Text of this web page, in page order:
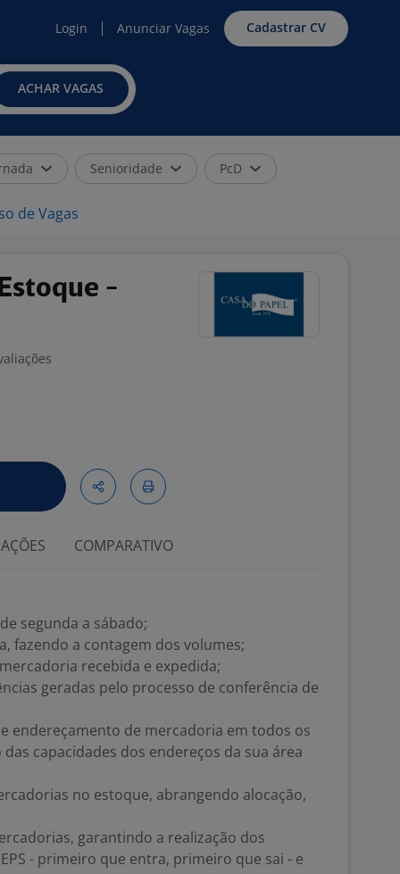
Login Anunciar Vagas Cadastrar CV
ACHAR VAGAS
Senioridade PcD
de Vagas
-
COMPARATIVO
segunda a sábado;
fazendo a contagem dos volumes;
recebida e expedida;
geradas pelo processo de conferência de
endereçamento de mercadoria em todos os
capacidades dos endereços da sua área
no estoque, abrangendo alocação,
garantindo a realização dos
- primeiro que entra, primeiro que sai - e